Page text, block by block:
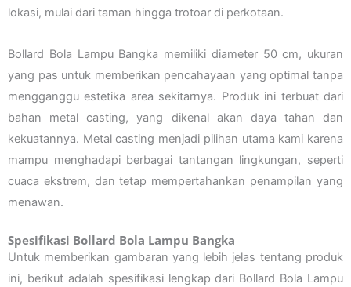
lokasi, mulai dari taman hingga trotoar di perkotaan.
Bollard Bola Lampu Bangka memiliki diameter 50 cm, ukuran
yang pas untuk memberikan pencahayaan yang optimal tanpa
mengganggu estetika area sekitarnya. Produk ini terbuat dari
bahan metal casting, yang dikenal akan daya tahan dan
kekuatannya. Metal casting menjadi pilihan utama kami karena
mampu menghadapi berbagai tantangan lingkungan, seperti
cuaca ekstrem, dan tetap mempertahankan penampilan yang
menawan.
Spesifikasi Bollard Bola Lampu Bangka
Untuk memberikan gambaran yang lebih jelas tentang produk
ini, berikut adalah spesifikasi lengkap dari Bollard Bola Lampu